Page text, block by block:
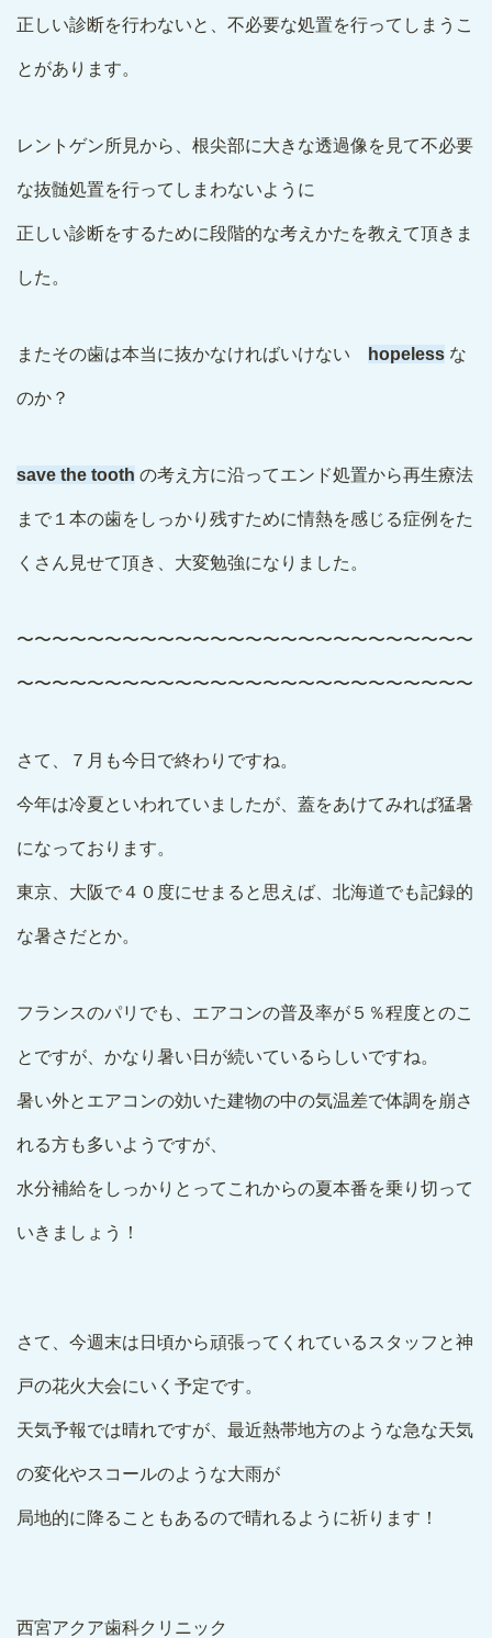
正しい診断を行わないと、不必要な処置を行ってしまうこ
とがあります。
レントゲン所見から、根尖部に大きな透過像を見て不必要
な抜髄処置を行ってしまわないように
正しい診断をするために段階的な考えかたを教えて頂きま
した。
またその歯は本当に抜かなければいけない hopeless な
のか？
save the tooth の考え方に沿ってエンド処置から再生療法
まで１本の歯をしっかり残すために情熱を感じる症例をた
くさん見せて頂き、大変勉強になりました。
〜〜〜〜〜〜〜〜〜〜〜〜〜〜〜〜〜〜〜〜〜〜〜〜〜〜
〜〜〜〜〜〜〜〜〜〜〜〜〜〜〜〜〜〜〜〜〜〜〜〜〜〜
さて、７月も今日で終わりですね。
今年は冷夏といわれていましたが、蓋をあけてみれば猛暑
になっております。
東京、大阪で４０度にせまると思えば、北海道でも記録的
な暑さだとか。
フランスのパリでも、エアコンの普及率が５％程度とのこ
とですが、かなり暑い日が続いているらしいですね。
暑い外とエアコンの効いた建物の中の気温差で体調を崩さ
れる方も多いようですが、
水分補給をしっかりとってこれからの夏本番を乗り切って
いきましょう！
さて、今週末は日頃から頑張ってくれているスタッフと神
戸の花火大会にいく予定です。
天気予報では晴れですが、最近熱帯地方のような急な天気
の変化やスコールのような大雨が
局地的に降ることもあるので晴れるように祈ります！
西宮アクア歯科クリニック